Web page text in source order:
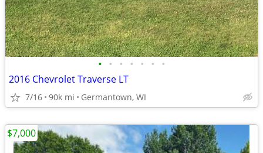
• • • • • • •
2016 Chevrolet Traverse LT
7/16 90k mi Germantown, WI
$7,000